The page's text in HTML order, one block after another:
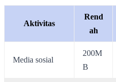
Aktivitas
Rend
ah
Media sosial
200M
B